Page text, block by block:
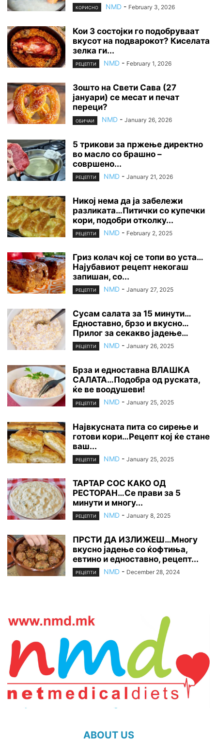
КОРИСНО NMD - February 3, 2026
Кои 3 состојки го подобруваат
вкусот на подварокот? Киселата
зелка ги...
РЕЦЕПТИ NMD - February 1, 2026
Зошто на Свети Сава (27
јануари) се месат и печат
переци?
ОБИЧАИ NMD - January 26, 2026
5 трикови за пржење директно
во масло со брашно –
совршено...
РЕЦЕПТИ NMD - January 21, 2026
Никој нема да ја забележи
разликата…Питички со купечки
кори, подобри отколку...
РЕЦЕПТИ NMD - February 2, 2025
Гриз колач кој се топи во уста…
Најубавиот рецепт некогаш
запишан, со...
РЕЦЕПТИ NMD - January 27, 2025
Сусам салата за 15 минути…
Едноставно, брзо и вкусно…
Прилог за секакво јадење…
РЕЦЕПТИ NMD - January 26, 2025
Брза и едноставна ВЛАШКА
САЛАТА…Подобра од руската,
ќе ве воодушеви!
РЕЦЕПТИ NMD - January 25, 2025
Највкусната пита со сирење и
готови кори…Рецепт кој ќе стане
ваш...
РЕЦЕПТИ NMD - January 25, 2025
ТАРТАР СОС КАКО ОД
РЕСТОРАН…Се прави за 5
минути и многу...
РЕЦЕПТИ NMD - January 8, 2025
ПРСТИ ДА ИЗЛИЖЕШ…Многу
вкусно јадење со ќофтиња,
евтино и едноставно, рецепт...
РЕЦЕПТИ NMD - December 28, 2024
ABOUT US